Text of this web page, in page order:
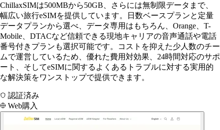
ChillaxSIMは500MBから50GB、さらには無制限データまで、
幅広い旅行eSIMを提供しています。日数ベースプランと定量
データプランから選べ、データ専用はもちろん、Orange、T-
Mobile、DTACなど信頼できる現地キャリアの音声通話や電話
番号付きプランも選択可能です。コストを抑えた少人数のチー
ムで運営しているため、優れた費用対効果、24時間対応のサポ
ート、そしてeSIMに関するよくあるトラブルに対する実用的
な解決策をワンストップで提供できます。
認証済み
Web購入